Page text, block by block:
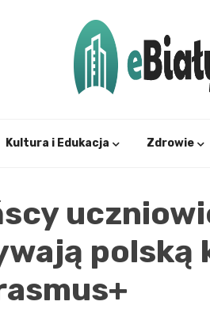
Kultura i Edukacja Zdrowie
polską